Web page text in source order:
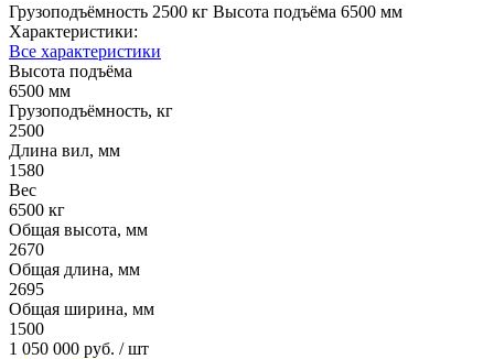
Грузоподъёмность 2500 кг Высота подъёма 6500 мм
Характеристики:
Все характеристики
Высота подъёма
6500 мм
Грузоподъёмность, кг
2500
Длина вил, мм
1580
Вес
6500 кг
Общая высота, мм
2670
Общая длина, мм
2695
Общая ширина, мм
1500
1 050 000 руб. / шт